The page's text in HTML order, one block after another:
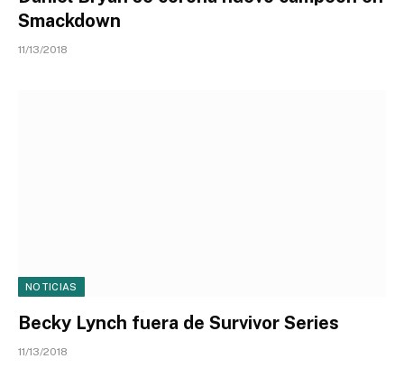
Smackdown
11/13/2018
NOTICIAS
Becky Lynch fuera de Survivor Series
11/13/2018